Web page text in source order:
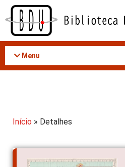
Acessar
conteúdo
Menu
Início » Detalhes